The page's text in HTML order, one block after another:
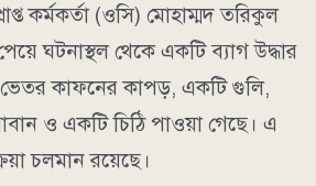
কর্মকর্তা (ওসি) মোহাম্মদ তরিকুল
ঘটনাস্থল থেকে একটি ব্যাগ উদ্ধার
ভেতর কাফনের কাপড়, একটি গুলি,
ও একটি চিঠি পাওয়া গেছে। এ
চলমান রয়েছে।